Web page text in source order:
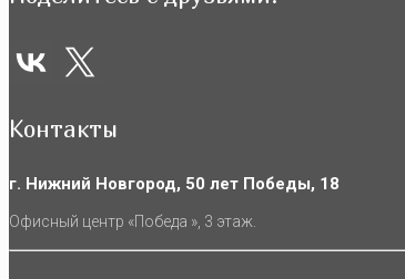
Контакты
г. Нижний Новгород, 50 лет Победы, 18
Офисный центр «Победа », 3 этаж.